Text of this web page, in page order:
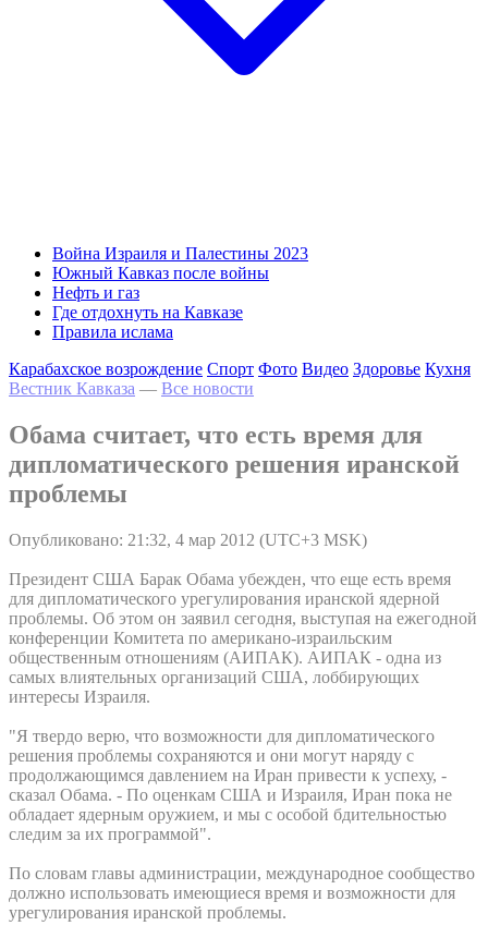
Война Израиля и Палестины 2023
Южный Кавказ после войны
Нефть и газ
Где отдохнуть на Кавказе
Правила ислама
Карабахское возрождение Спорт Фото Видео Здоровье Кухня
Вестник Кавказа — Все новости
Обама считает, что есть время для
дипломатического решения иранской
проблемы
Опубликовано: 21:32, 4 мар 2012 (UTC+3 MSK)
Президент США Барак Обама убежден, что еще есть время
для дипломатического урегулирования иранской ядерной
проблемы. Об этом он заявил сегодня, выступая на ежегодной
конференции Комитета по американо-израильским
общественным отношениям (АИПАК). АИПАК - одна из
самых влиятельных организаций США, лоббирующих
интересы Израиля.
"Я твердо верю, что возможности для дипломатического
решения проблемы сохраняются и они могут наряду с
продолжающимся давлением на Иран привести к успеху, -
сказал Обама. - По оценкам США и Израиля, Иран пока не
обладает ядерным оружием, и мы с особой бдительностью
следим за их программой".
По словам главы администрации, международное сообщество
должно использовать имеющиеся время и возможности для
урегулирования иранской проблемы.